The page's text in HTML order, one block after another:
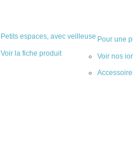
Petits espaces, avec veilleuse
Voir la fiche produit
Pour une
Voir nos